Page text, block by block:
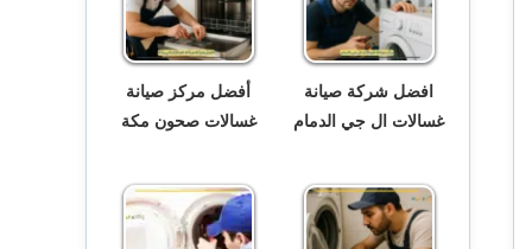
افضل شركة صيانة
غسالات ال جي الدمام
أفضل مركز صيانة
غسالات صحون مكة